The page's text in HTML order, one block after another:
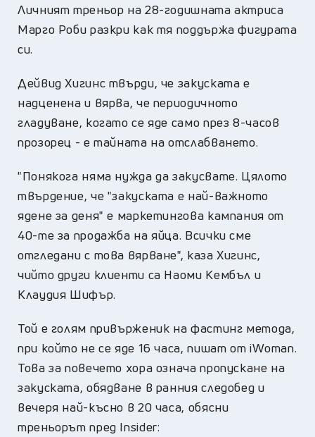
Личният треньор на 28-годишната актриса
Марго Роби разкри как тя поддържа фигурата
си.
Дейвид Хигинс твърди, че закуската е
надценена и вярва, че периодичното
гладуване, когато се яде само през 8-часов
прозорец - е тайната на отслабването.
"Понякога няма нужда да закусвате. Цялото
твърдение, че "закуската е най-важното
ядене за деня" е маркетингова кампания от
40-те за продажба на яйца. Всички сме
отгледани с това вярване", каза Хигинс,
чийто други клиенти са Наоми Кембъл и
Клаудия Шифър.
Той е голям привърженик на фастинг метода,
при който не се яде 16 часа, пишат от iWoman.
Това за повечето хора означа пропускане на
закуската, обядване в ранния следобед и
вечеря най-късно в 20 часа, обясни
треньорът пред Insider: